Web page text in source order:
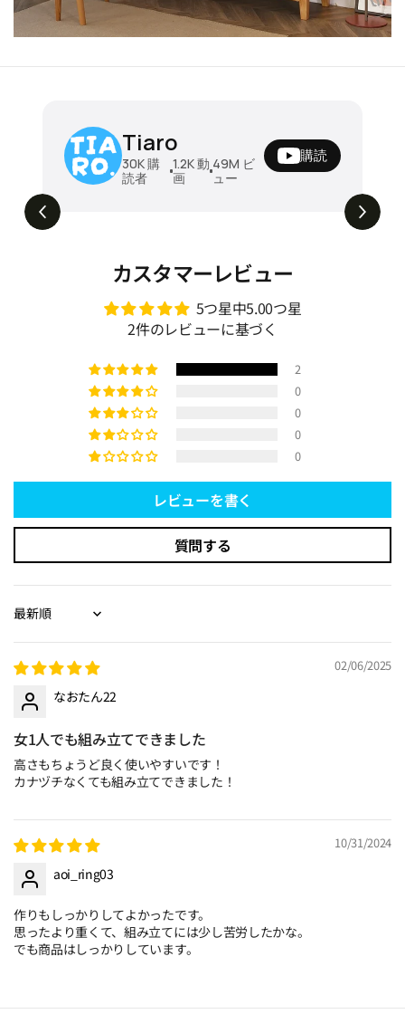
Tiaro
30K購
読者
1.2K動
画
49M ビ
ュー
購読
ソファ モジュール式ソファ ソファベッド
ダブル 圧縮ソファ 折りたたみソファベッ
ド 来客対応 リビング 洗えるカバー 北欧風
おしゃれ 省スペース 組み替え自由 快適リ
¥143780 - ¥211680
組み替え自由。開けた瞬間ワクワクするモジ
カスタマーレビュー
5つ星中5.00つ星
2件のレビューに基づく
2
0
0
0
0
レビューを書く
質問する
Sort by
02/06/2025
なおたん22
女1人でも組み立てできました
高さもちょうど良く使いやすいです！
カナヅチなくても組み立てできました！
10/31/2024
aoi_ring03
作りもしっかりしてよかったです。
思ったより重くて、組み立てには少し苦労したかな。
でも商品はしっかりしています。